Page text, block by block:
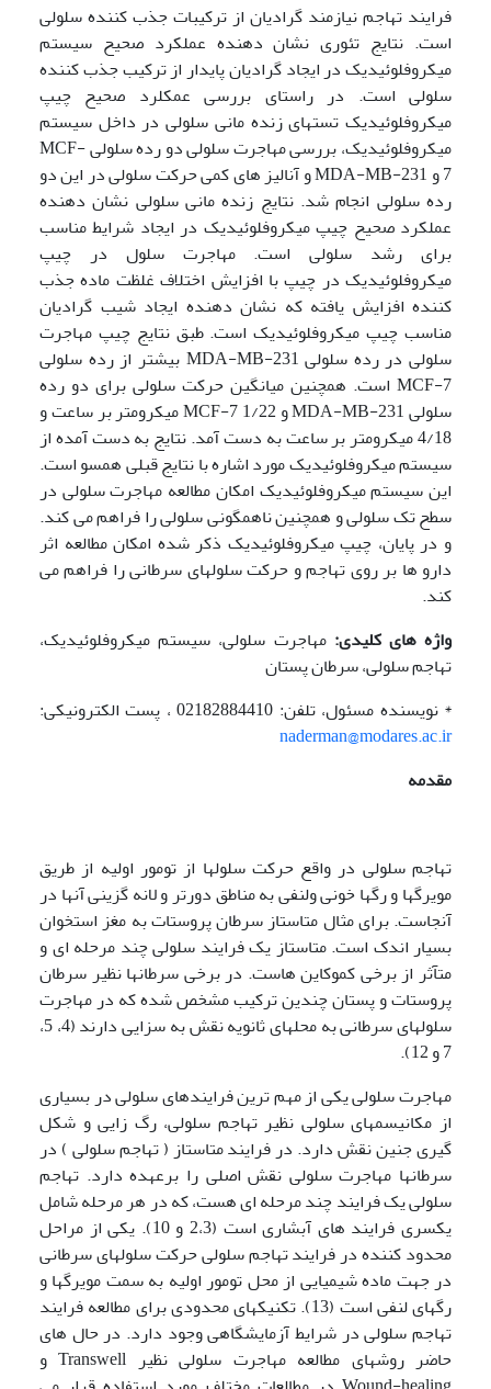
فرایند تهاجم نیازمند گرادیان از ترکیبات جذب کننده سلولی
است. نتایج تئوری نشان دهنده عملکرد صحیح سیستم
میکروفلوئیدیک در ایجاد گرادیان پایدار از ترکیب جذب کننده
سلولی است. در راستای بررسی عمکلرد صحیح چیپ
میکروفلوئیدیک تستهای زنده مانی سلولی در داخل سیستم
میکروفلوئیدیک، بررسی مهاجرت سلولی دو رده سلولی MCF-
7 و MDA-MB-231 و آنالیز های کمی حرکت سلولی در این دو
رده سلولی انجام شد. نتایج زنده مانی سلولی نشان دهنده
عملکرد صحیح چیپ میکروفلوئیدیک در ایجاد شرایط مناسب
برای رشد سلولی است. مهاجرت سلول در چیپ
میکروفلوئیدیک در چیپ با افزایش اختلاف غلظت ماده جذب
کننده افزایش یافته که نشان دهنده ایجاد شیب گرادیان
مناسب چیپ میکروفلوئیدیک است. طبق نتایج چیپ مهاجرت
سلولی در رده سلولی MDA-MB-231 بیشتر از رده سلولی
MCF-7 است. همچنین میانگین حرکت سلولی برای دو رده
سلولی MDA-MB-231 و MCF-7 1/22 میکرومتر بر ساعت و
4/18 میکرومتر بر ساعت به دست آمد. نتایج به دست آمده از
سیستم میکروفلوئیدیک مورد اشاره با نتایج قبلی همسو است.
این سیستم میکروفلوئیدیک امکان مطالعه مهاجرت سلولی در
سطح تک سلولی و همچنین ناهمگونی سلولی را فراهم می کند.
و در پایان، چیپ میکروفلوئیدیک ذکر شده امکان مطالعه اثر
دارو ها بر روی تهاجم و حرکت سلولهای سرطانی را فراهم می
کند.
واژه های کلیدی:مهاجرت سلولی، سیستم میکروفلوئیدیک،
تهاجم سلولی، سرطان پستان
* نویسنده مسئول، تلفن: 02182884410 ، پست الکترونیکی:
naderman@modares.ac.ir
مقدمه
تهاجم سلولی در واقع حرکت سلولها از تومور اولیه از طریق
مویرگها و رگها خونی ولنفی به مناطق دورتر و لانه گزینی آنها در
آنجاست. برای مثال متاستاز سرطان پروستات به مغز استخوان
بسیار اندک است. متاستاز یک فرایند سلولی چند مرحله ای و
متآثر از برخی کموکاین هاست. در برخی سرطانها نظیر سرطان
پروستات و پستان چندین ترکیب مشخص شده که در مهاجرت
سلولهای سرطانی به محلهای ثانویه نقش به سزایی دارند (4، 5،
7 و 12).
مهاجرت سلولی یکی از مهم ترین فرایندهای سلولی در بسیاری
از مکانیسمهای سلولی نظیر تهاجم سلولی، رگ زایی و شکل
گیری جنین نقش دارد. در فرایند متاستاز ( تهاجم سلولی ) در
سرطانها مهاجرت سلولی نقش اصلی را برعهده دارد. تهاجم
سلولی یک فرایند چند مرحله ای هست، که در هر مرحله شامل
یکسری فرایند های آبشاری است (2،3 و 10). یکی از مراحل
محدود کننده در فرایند تهاجم سلولی حرکت سلولهای سرطانی
در جهت ماده شیمیایی از محل تومور اولیه به سمت مویرگها و
رگهای لنفی است (13). تکنیکهای محدودی برای مطالعه فرایند
تهاجم سلولی در شرایط آزمایشگاهی وجود دارد. در حال های
حاضر روشهای مطالعه مهاجرت سلولی نظیر Transwell و